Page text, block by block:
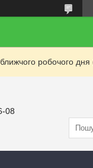
робочого дня
08